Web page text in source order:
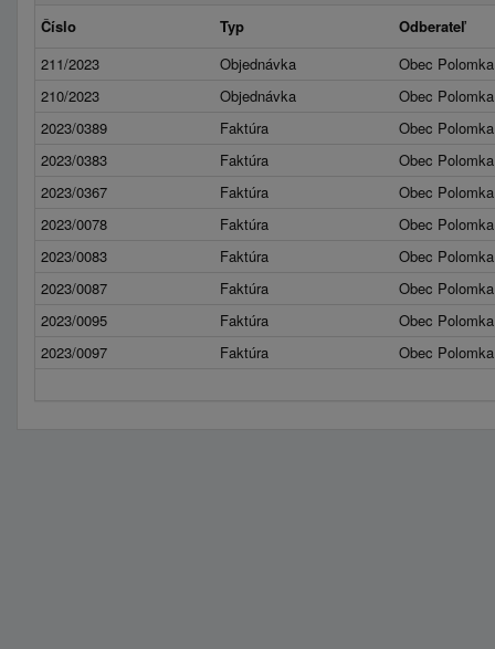
Číslo Typ
Odberateľ
211/2023
Objednávka
Obec
210/2023
Objednávka
Obec
2023/0389
Faktúra
Obec
2023/0383
Faktúra
Obec
2023/0367
Faktúra
Obec
2023/0078
Faktúra
Obec
2023/0083
Faktúra
Obec
2023/0087
Faktúra
Obec
2023/0095
Faktúra
Obec
2023/0097
Faktúra Obec